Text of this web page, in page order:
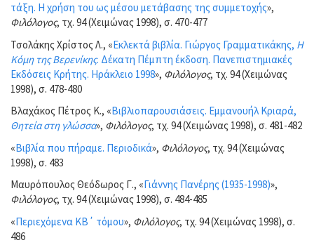
τάξη. Η χρήση του ως μέσου μετάβασης της συμμετοχής»,
Φιλόλογος, τχ. 94 (Χειμώνας 1998), σ. 470-477
Τσολάκης Χρίστος Λ., «Εκλεκτά βιβλία. Γιώργος Γραμματικάκης, Η
Κόμη της Βερενίκης. Δέκατη Πέμπτη έκδοση. Πανεπιστημιακές
Εκδόσεις Κρήτης. Ηράκλειο 1998», Φιλόλογος, τχ. 94 (Χειμώνας
1998), σ. 478-480
Βλαχάκος Πέτρος Κ., «Βιβλιοπαρουσιάσεις. Εμμανουήλ Κριαρά,
Θητεία στη γλώσσα», Φιλόλογος, τχ. 94 (Χειμώνας 1998), σ. 481-482
«Βιβλία που πήραμε. Περιοδικά», Φιλόλογος, τχ. 94 (Χειμώνας
1998), σ. 483
Μαυρόπουλος Θεόδωρος Γ., «Γιάννης Πανέρης (1935-1998)»,
Φιλόλογος, τχ. 94 (Χειμώνας 1998), σ. 484-485
«Περιεχόμενα ΚΒ΄ τόμου», Φιλόλογος, τχ. 94 (Χειμώνας 1998), σ.
486